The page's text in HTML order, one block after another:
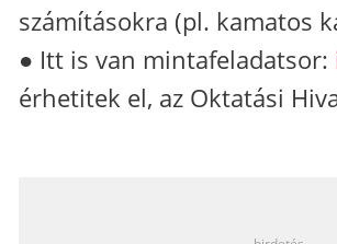
számításokra (pl. kamatos
● Itt is van mintafeladatsor:
érhetitek el, az Oktatási